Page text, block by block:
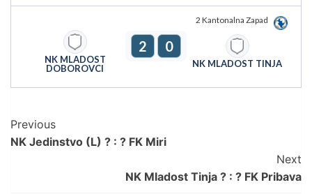
2 Kantonalna Zapad
NK MLADOST
DOBOROVCI
2 0
NK MLADOST TINJA
Post
Navigation
Previous
NK Jedinstvo (L) ? : ? FK Miri
Next
NK Mladost Tinja ? : ? FK Pribava